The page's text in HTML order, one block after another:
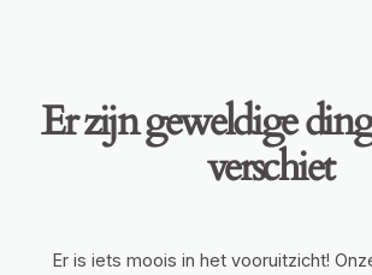
Er zijn geweldige
verschiet
Er is iets moois in het vooruitzicht!